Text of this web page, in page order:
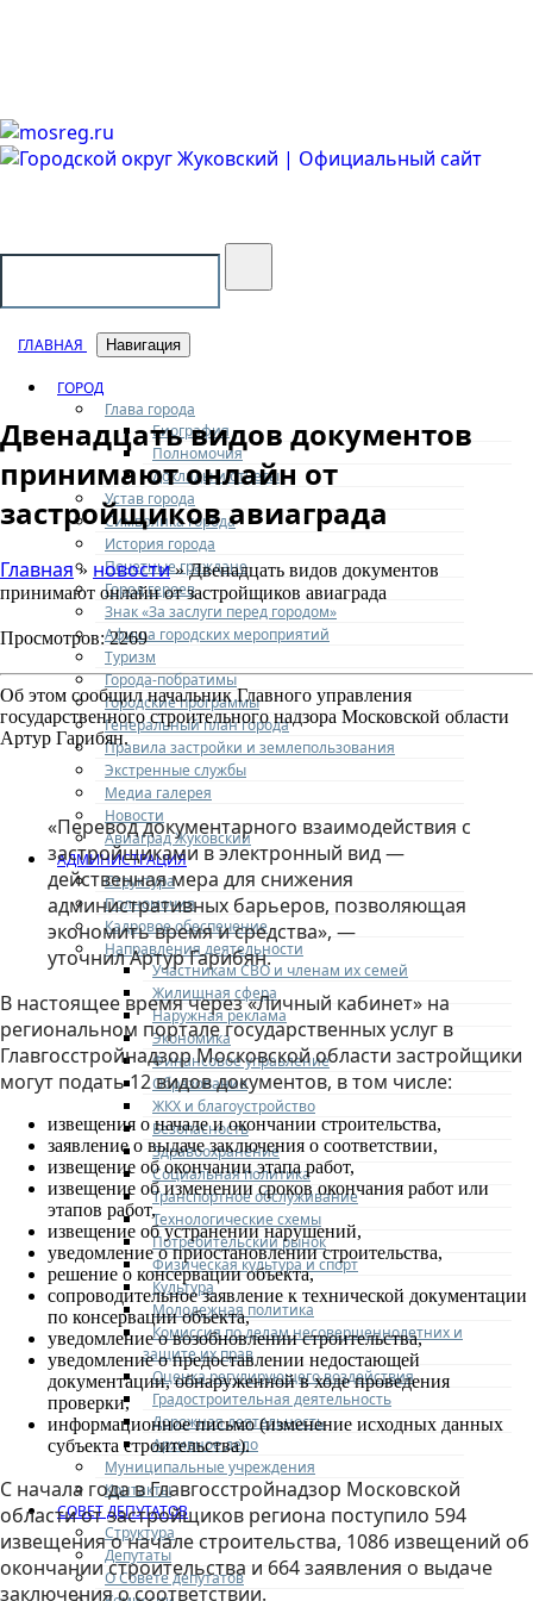
ГЛАВНАЯ Навигация
ГОРОД
Глава города
Биография
Полномочия
Доклады и отчеты
Устав города
Символика города
История города
Почетные граждане
Город героев
Знак «За заслуги перед городом»
Афиша городских мероприятий
Туризм
Города-побратимы
Городские программы
Генеральный план города
Правила застройки и землепользования
Экстренные службы
Медиа галерея
Новости
Авиаград Жуковский
АДМИНИСТРАЦИЯ
Структура
Полномочия
Кадровое обеспечение
Направления деятельности
Участникам СВО и членам их семей
Жилищная сфера
Наружная реклама
Экономика
Финансовое управление
Образование
ЖКХ и благоустройство
Безопасность
Здравоохранение
Социальная политика
Транспортное обслуживание
Технологические схемы
Потребительский рынок
Физическая культура и спорт
Культура
Молодежная политика
Комиссия по делам несовершеннолетних и
защите их прав
Оценка регулирующего воздействия
Градостроительная деятельность
Дорожная деятельность
Архивное дело
Муниципальные учреждения
Контакты
СОВЕТ ДЕПУТАТОВ
Структура
Депутаты
О Совете депутатов
Двенадцать видов документов
принимают онлайн от
застройщиков авиаграда
Главная» новости» Двенадцать видов документов
принимают онлайн от застройщиков авиаграда
Просмотров: 2269
Об этом сообщил начальник Главного управления
государственного строительного надзора Московской области
Артур Гарибян.
«Перевод документарного взаимодействия с
застройщиками в электронный вид —
действенная мера для снижения
административных барьеров, позволяющая
экономить время и средства», —
уточнил Артур Гарибян.
В настоящее время через «Личный кабинет» на
региональном портале государственных услуг в
Главгосстройнадзор Московской области застройщики
могут подать 12 видов документов, в том числе:
извещения о начале и окончании строительства,
заявление о выдаче заключения о соответствии,
извещение об окончании этапа работ,
извещение об изменении сроков окончания работ или
этапов работ,
извещение об устранении нарушений,
уведомление о приостановлении строительства,
решение о консервации объекта,
сопроводительное заявление к технической документации
по консервации объекта,
уведомление о возобновлении строительства,
уведомление о предоставлении недостающей
документации, обнаруженной в ходе проведения
проверки,
информационное письмо (изменение исходных данных
субъекта строительства).
С начала года в Главгосстройнадзор Московской
области от застройщиков региона поступило 594
извещения о начале строительства, 1086 извещений об
окончании строительства и 664 заявления о выдаче
заключения о соответствии.